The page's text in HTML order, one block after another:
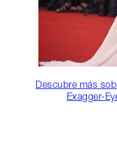
Descubre más
Exagger-